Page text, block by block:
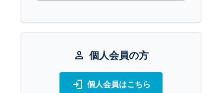
person 個人会員の方
login 個人会員はこちら